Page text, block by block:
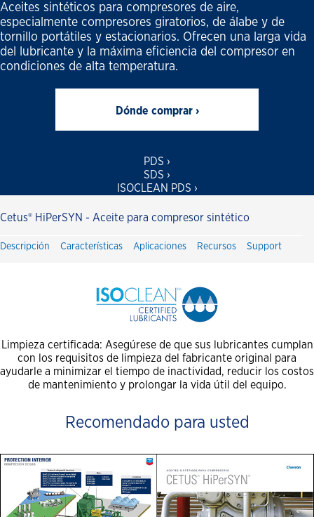
Aceites sintéticos para compresores de aire,
especialmente compresores giratorios, de álabe y de
tornillo portátiles y estacionarios. Ofrecen una larga vida
del lubricante y la máxima eficiencia del compresor en
condiciones de alta temperatura.
Dónde comprar ›
PDS ›
SDS ›
ISOCLEAN PDS ›
Cetus® HiPerSYN - Aceite para compresor sintético
Descripción Características Aplicaciones Recursos Support
Limpieza certificada: Asegúrese de que sus lubricantes cumplan
con los requisitos de limpieza del fabricante original para
ayudarle a minimizar el tiempo de inactividad, reducir los costos
de mantenimiento y prolongar la vida útil del equipo.
Recomendado para usted